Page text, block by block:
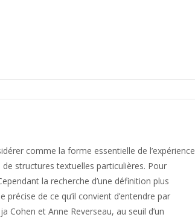
comme la forme essentielle de l’expérience
structures textuelles particulières. Pour
la recherche d’une définition plus
de ce qu’il convient d’entendre par
et Anne Reverseau, au seuil d’un